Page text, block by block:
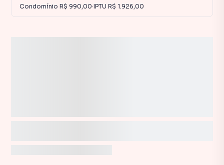
Condomínio R$ 990,00·IPTU R$ 1.926,00